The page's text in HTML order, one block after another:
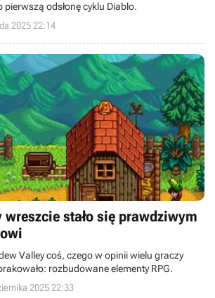
odsłonę cyklu Diablo.
2025 22:14
wreszcie stało się prawdziwym
Valley coś, czego w opinii wielu graczy
rozbudowane elementy RPG.
2025 22:33